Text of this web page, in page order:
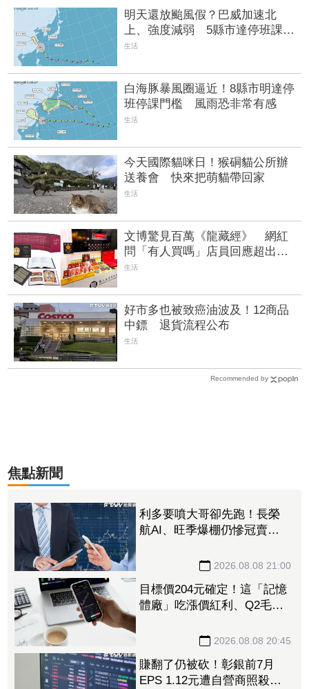
明天還放颱風假？巴威加速北
上、強度減弱 5縣市達停班課標
準
生活
白海豚暴風圈逼近！8縣市明達停
班停課門檻 風雨恐非常有感
生活
今天國際貓咪日！猴硐貓公所辦
送養會 快來把萌貓帶回家
生活
文博驚見百萬《龍藏經》 網紅
問「有人買嗎」店員回應超出想
像
生活
好市多也被致癌油波及！12商品
中鏢 退貨流程公布
生活
Recommended by
焦點新聞
利多要噴大哥卻先跑！長榮
航AI、旺季爆棚仍慘冠賣超
年增46%也不被買單
2026.08.08 21:00
目標價204元確定！這「記憶
體廠」吃漲價紅利、Q2毛利
2026.08.08 20:45
賺翻了仍被砍！彰銀前7月
EPS 1.12元遭自營商照殺